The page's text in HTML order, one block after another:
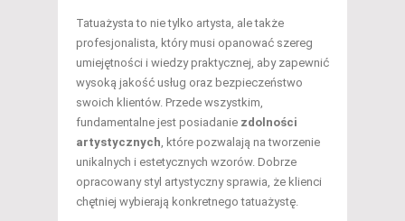
Tatuażysta to nie tylko artysta, ale także
profesjonalista, który musi opanować szereg
umiejętności i wiedzy praktycznej, aby zapewnić
wysoką jakość usług oraz bezpieczeństwo
swoich klientów. Przede wszystkim,
fundamentalne jest posiadanie zdolności
artystycznych , które pozwalają na tworzenie
unikalnych i estetycznych wzorów. Dobrze
opracowany styl artystyczny sprawia, że klienci
chętniej wybierają konkretnego tatuażystę.